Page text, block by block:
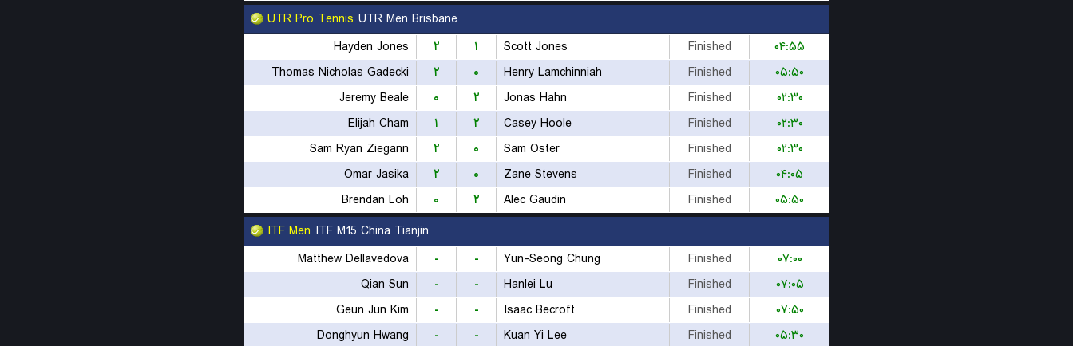
UTR Pro Tennis UTR Men Brisbane
Hayden Jones
۲ ۱ Scott Jones Finished
۰۴:۵۵
Thomas Nicholas Gadecki
۲ ۰ Henry Lamchinniah Finished
۰۵:۵۰
Jeremy Beale
۰ ۲ Jonas Hahn Finished
۰۲:۳۰
Elijah Cham
۱ ۲ Casey Hoole Finished
۰۲:۳۰
Sam Ryan Ziegann
۲ ۰ Sam Oster Finished
۰۲:۳۰
Omar Jasika
۲ ۰ Zane Stevens Finished
۰۴:۰۵
Brendan Loh
۰ ۲ Alec Gaudin Finished
۰۵:۵۰
ITF Men ITF M15 China Tianjin
Matthew Dellavedova
- - Yun-Seong Chung Finished
۰۷:۰۰
Qian Sun
- - Hanlei Lu Finished
۰۷:۰۵
Geun Jun Kim
- - Isaac Becroft Finished
۰۷:۵۰
Donghyun Hwang
- - Kuan Yi Lee Finished
۰۵:۳۰